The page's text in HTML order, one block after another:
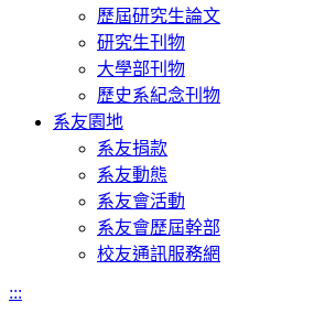
歷屆研究生論文
研究生刊物
大學部刊物
歷史系紀念刊物
系友園地
系友捐款
系友動態
系友會活動
系友會歷屆幹部
校友通訊服務網
:::